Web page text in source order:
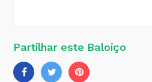
Partilhar este Baloiço